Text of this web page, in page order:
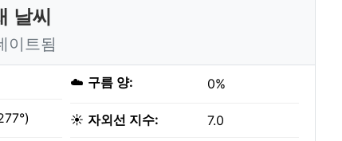
날씨
이트됨
☁️ 구름 양: 0%
☀️ 자외선 지수: 7.0